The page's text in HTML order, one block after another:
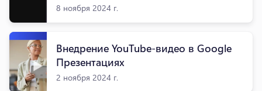
8 ноября 2024 г.
Внедрение YouTube-видео в Google
Презентациях
2 ноября 2024 г.